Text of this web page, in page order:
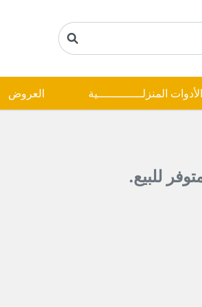
الأدوات المنزلـــــــــــــية العروض
للبيع.